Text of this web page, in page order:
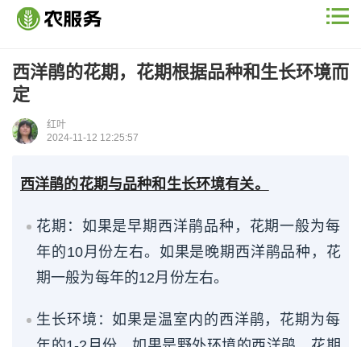
西洋鹃的花期，花期根据品种和生长环境而
定
红叶
2024-11-12 12:25:57
西洋鹃的花期与品种和生长环境有关。
花期：如果是早期西洋鹃品种，花期一般为每
年的10月份左右。如果是晚期西洋鹃品种，花
期一般为每年的12月份左右。
生长环境：如果是温室内的西洋鹃，花期为每